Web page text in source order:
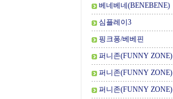
베네베네(BENEBENE)
심플레이3
핑크퐁/베베핀
퍼니존(FUNNY ZONE)
퍼니존(FUNNY ZONE)
퍼니존(FUNNY ZONE)